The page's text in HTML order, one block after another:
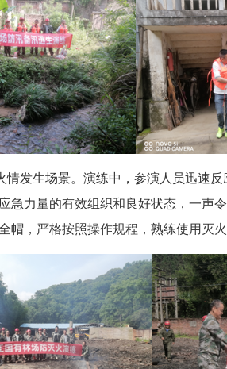
发生场景。演练中，参演人员迅速
急力量的有效组织和良好状态，一声
，严格按照操作规程，熟练使用灭